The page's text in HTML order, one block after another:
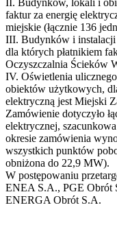
II. Budynków, lokali i
faktur za energię
miejskie (łącznie 136
III. Budynków i instalacji
dla których płatnikiem
Oczyszczalnia Ścieków
IV. Oświetlenia
obiektów użytkowych,
elektryczną jest Miejski
Zamówienie dotyczyło
elektrycznej,
okresie zamówienia
wszystkich punktów
obniżona do 22,9 MW).
W postępowaniu
ENEA S.A., PGE Obrót
ENERGA Obrót S.A.